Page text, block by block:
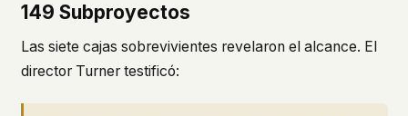
149 Subproyectos
Las siete cajas sobrevivientes revelaron el alcance. El
director Turner testificó: